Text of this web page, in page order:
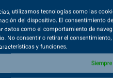
utilizamos tecnologías como las
del dispositivo. El consentimiento
datos como el comportamiento de
No consentir o retirar el consentimiento,
y funciones.
Vidas